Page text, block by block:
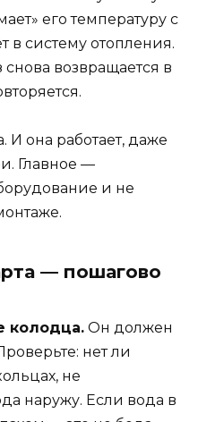
его температуру с
в систему отопления.
возвращается в
И она работает, даже
Главное —
и не
— пошагово
колодца. Он должен
нет ли
не
наружу. Если вода в